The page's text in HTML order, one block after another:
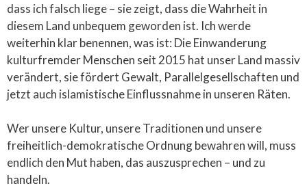
dass ich falsch liege – sie zeigt, dass die Wahrheit in
diesem Land unbequem geworden ist. Ich werde
weiterhin klar benennen, was ist: Die Einwanderung
kulturfremder Menschen seit 2015 hat unser Land massiv
verändert, sie fördert Gewalt, Parallelgesellschaften und
jetzt auch islamistische Einflussnahme in unseren Räten.
Wer unsere Kultur, unsere Traditionen und unsere
freiheitlich-demokratische Ordnung bewahren will, muss
endlich den Mut haben, das auszusprechen – und zu
handeln.